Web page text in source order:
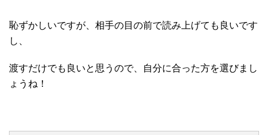
恥ずかしいですが、相手の目の前で読み上げても良いです
し、
渡すだけでも良いと思うので、自分に合った方を選びまし
ょうね！